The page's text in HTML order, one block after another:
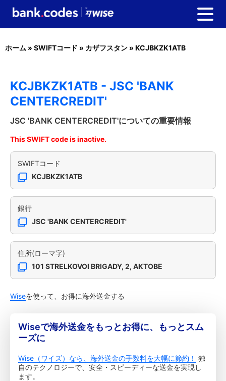
ホーム » SWIFTコード » カザフスタン » KCJBKZK1ATB
KCJBKZK1ATB - JSC 'BANK
CENTERCREDIT'
JSC 'BANK CENTERCREDIT'についての重要情報
This SWIFT code is inactive.
SWIFTコード
KCJBKZK1ATB
銀行
JSC 'BANK CENTERCREDIT'
住所(ローマ字)
101 STRELKOVOI BRIGADY, 2, AKTOBE
Wiseを使って、お得に海外送金する
Wiseで海外送金をもっとお得に、もっとスム
ーズに
Wise（ワイズ）なら、海外送金の手数料を大幅に節約！ 独
自のテクノロジーで、安全・スピーディーな送金を実現し
ます。